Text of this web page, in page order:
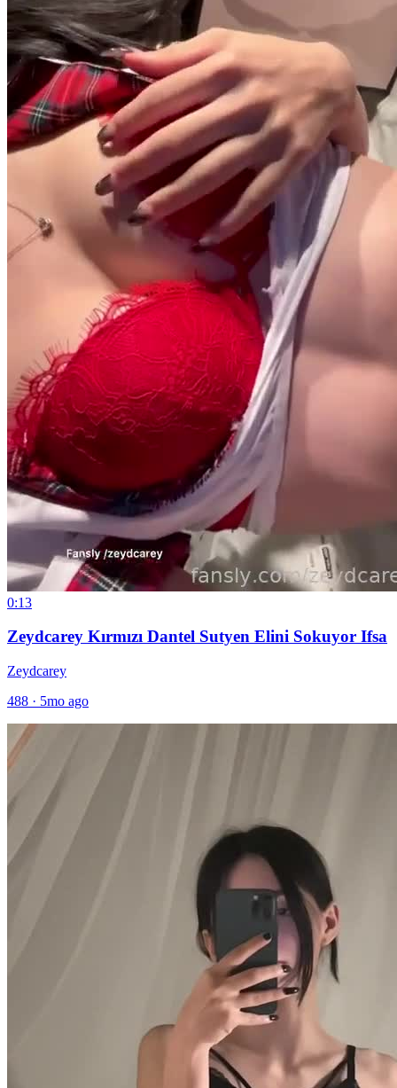
0:13
Zeydcarey Kırmızı Dantel Sutyen Elini Sokuyor Ifsa
Zeydcarey
488 · 5mo ago